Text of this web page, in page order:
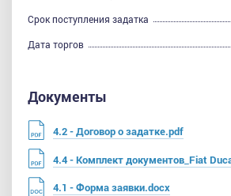
Срок поступления задатка
Дата торгов
Документы
4.2 - Договор о задатке.pdf
4.4 - Комплект документов_Fiat
4.1 - Форма заявки.docx